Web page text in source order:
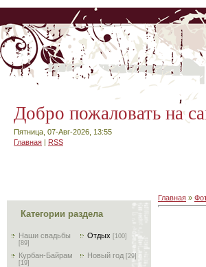
Добро пожаловать на
Пятница, 07-Авг-2026, 13:55
Главная | RSS
Категории раздела
Наши свадьбы
[89]
Отдых [100]
Курбан-Байрам
[19]
Новый год [29]
Главная »